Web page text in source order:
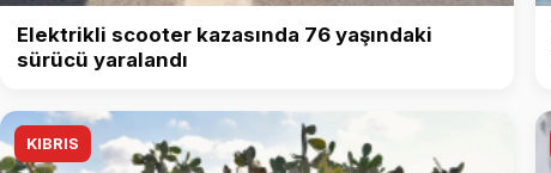
Elektrikli scooter kazasında 76 yaşındaki
sürücü yaralandı
KIBRIS